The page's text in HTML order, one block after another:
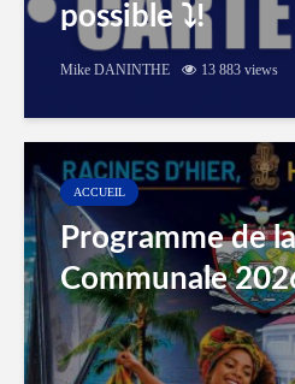
possible ⤵️!
Mike DANINTHE 13 883 views
ACCUEIL
Programme de
Communale